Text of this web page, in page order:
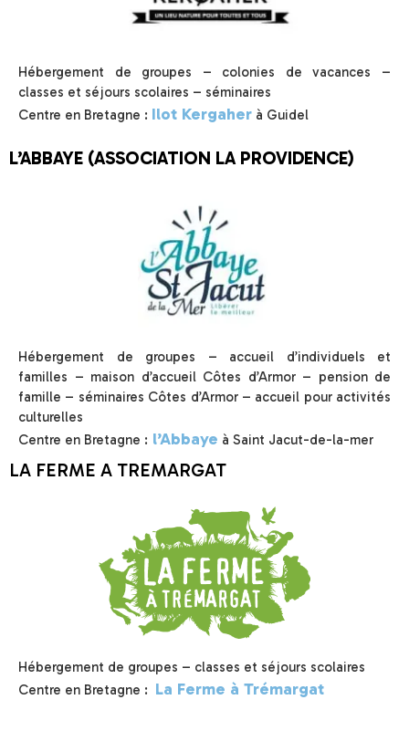
Hébergement de groupes – colonies de vacances –
classes et séjours scolaires – séminaires
Centre en Bretagne : Ilot Kergaher à Guidel
L’ABBAYE (ASSOCIATION LA PROVIDENCE)
Hébergement de groupes – accueil d’individuels et
familles – maison d’accueil Côtes d’Armor – pension de
famille – séminaires Côtes d’Armor – accueil pour activités
culturelles
Centre en Bretagne : l’Abbaye à Saint Jacut-de-la-mer
LA FERME A TREMARGAT
Hébergement de groupes – classes et séjours scolaires
Centre en Bretagne : La Ferme à Trémargat